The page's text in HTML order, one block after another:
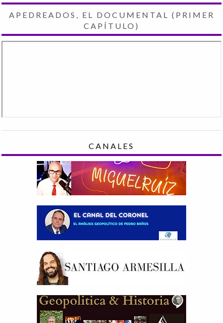
APEDREADOS, EL DOCUMENTAL (PRIMER
CAPÍTULO)
CANALES